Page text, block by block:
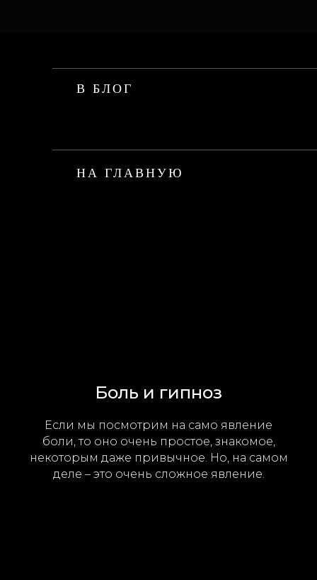
В БЛОГ
НА ГЛАВНУЮ
Боль и гипноз
Если мы посмотрим на само явление
боли, то оно очень простое, знакомое,
некоторым даже привычное. Но, на самом
деле – это очень сложное явление.